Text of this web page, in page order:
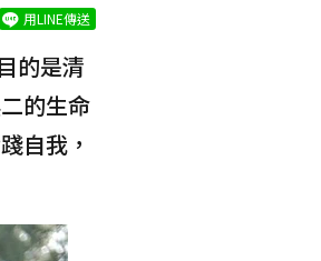
用LINE傳送
的是清
的生命
自我，